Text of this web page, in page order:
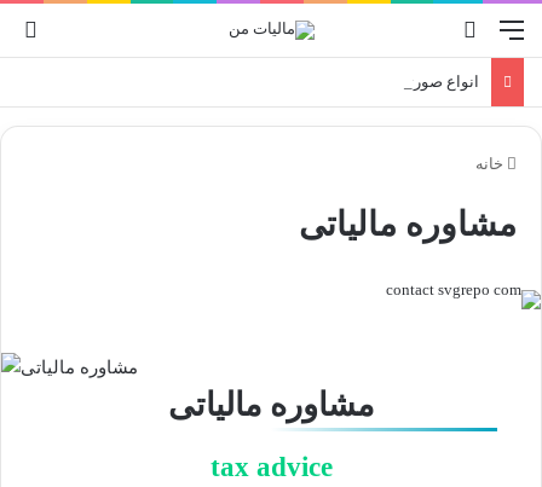
انواع صورتحساب الکترونیکی
خانه
مشاوره مالیاتی
مشاوره مالیاتی
tax advice